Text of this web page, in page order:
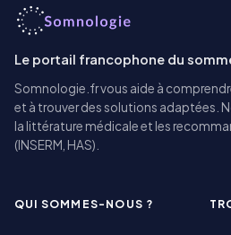
Le portail francophone du
Somnologie.fr vous aide à
et à trouver des solutions adaptées.
la littérature médicale et les
(INSERM, HAS).
QUI SOMMES-NOUS ?